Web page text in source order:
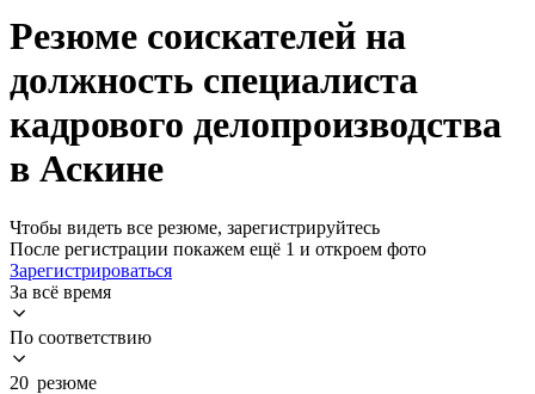
Резюме соискателей на
должность специалиста
кадрового делопроизводства
в Аскине
Чтобы видеть все резюме, зарегистрируйтесь
После регистрации покажем ещё 1 и откроем фото
Зарегистрироваться
За всё время
По соответствию
20 резюме